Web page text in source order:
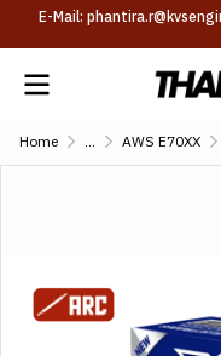
E-Mail:
Home ... AWS E70XX